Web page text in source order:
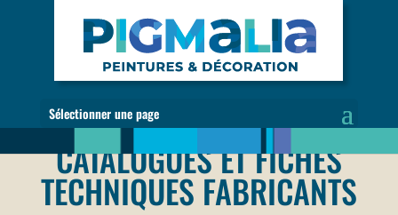
Sélectionner une page
CATALOGUES ET FICHES
TECHNIQUES FABRICANTS